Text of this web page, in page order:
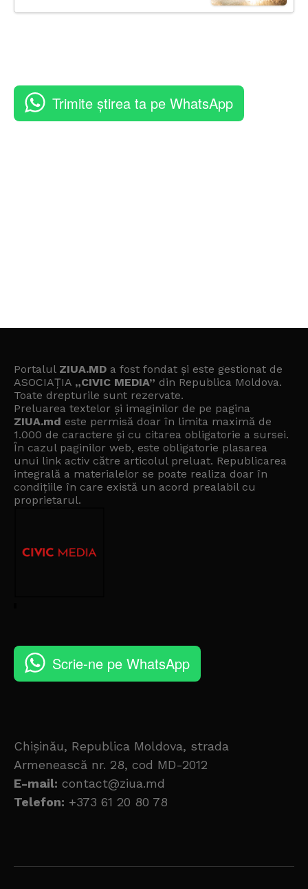
Trimite știrea ta pe WhatsApp
Portalul ZIUA.MD a fost fondat și este gestionat de
ASOCIAȚIA „CIVIC MEDIA” din Republica Moldova.
Toate drepturile sunt rezervate.
Preluarea textelor și imaginilor de pe pagina
ZIUA.md este permisă doar în limita maximă de
1.000 de caractere și cu citarea obligatorie a sursei.
În cazul paginilor web, este obligatorie plasarea
unui link activ către articolul preluat. Republicarea
integrală a materialelor se poate realiza doar în
condițiile în care există un acord prealabil cu
proprietarul.
Scrie-ne pe WhatsApp
Chișinău, Republica Moldova, strada
Armenească nr. 28, cod MD-2012
E-mail: contact@ziua.md
Telefon: +373 61 20 80 78